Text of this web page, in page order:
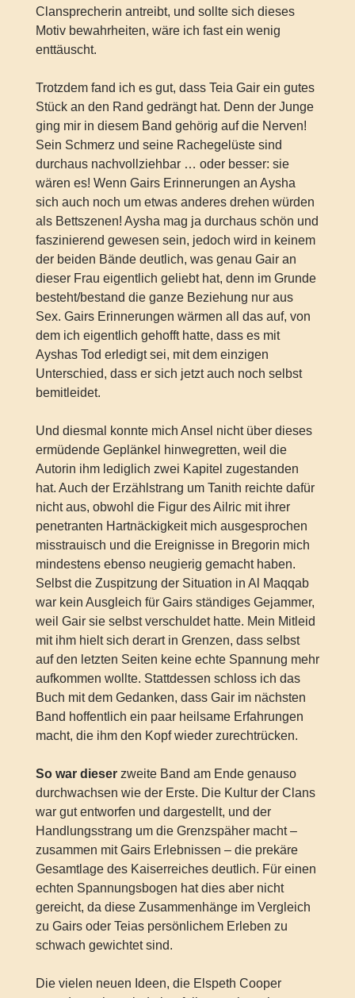
Clansprecherin antreibt, und sollte sich dieses
Motiv bewahrheiten, wäre ich fast ein wenig
enttäuscht.
Trotzdem fand ich es gut, dass Teia Gair ein gutes
Stück an den Rand gedrängt hat. Denn der Junge
ging mir in diesem Band gehörig auf die Nerven!
Sein Schmerz und seine Rachegelüste sind
durchaus nachvollziehbar … oder besser: sie
wären es! Wenn Gairs Erinnerungen an Aysha
sich auch noch um etwas anderes drehen würden
als Bettszenen! Aysha mag ja durchaus schön und
faszinierend gewesen sein, jedoch wird in keinem
der beiden Bände deutlich, was genau Gair an
dieser Frau eigentlich geliebt hat, denn im Grunde
besteht/bestand die ganze Beziehung nur aus
Sex. Gairs Erinnerungen wärmen all das auf, von
dem ich eigentlich gehofft hatte, dass es mit
Ayshas Tod erledigt sei, mit dem einzigen
Unterschied, dass er sich jetzt auch noch selbst
bemitleidet.
Und diesmal konnte mich Ansel nicht über dieses
ermüdende Geplänkel hinwegretten, weil die
Autorin ihm lediglich zwei Kapitel zugestanden
hat. Auch der Erzählstrang um Tanith reichte dafür
nicht aus, obwohl die Figur des Ailric mit ihrer
penetranten Hartnäckigkeit mich ausgesprochen
misstrauisch und die Ereignisse in Bregorin mich
mindestens ebenso neugierig gemacht haben.
Selbst die Zuspitzung der Situation in Al Maqqab
war kein Ausgleich für Gairs ständiges Gejammer,
weil Gair sie selbst verschuldet hatte. Mein Mitleid
mit ihm hielt sich derart in Grenzen, dass selbst
auf den letzten Seiten keine echte Spannung mehr
aufkommen wollte. Stattdessen schloss ich das
Buch mit dem Gedanken, dass Gair im nächsten
Band hoffentlich ein paar heilsame Erfahrungen
macht, die ihm den Kopf wieder zurechtrücken.
So war dieserzweite Band am Ende genauso
durchwachsen wie der Erste. Die Kultur der Clans
war gut entworfen und dargestellt, und der
Handlungsstrang um die Grenzspäher macht –
zusammen mit Gairs Erlebnissen – die prekäre
Gesamtlage des Kaiserreiches deutlich. Für einen
echten Spannungsbogen hat dies aber nicht
gereicht, da diese Zusammenhänge im Vergleich
zu Gairs oder Teias persönlichem Erleben zu
schwach gewichtet sind.
Die vielen neuen Ideen, die Elspeth Cooper